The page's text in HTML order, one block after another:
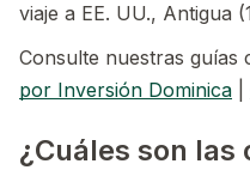
viaje a EE. UU., Antigua
Consulte nuestras guías
por Inversión Dominica
¿Cuáles son